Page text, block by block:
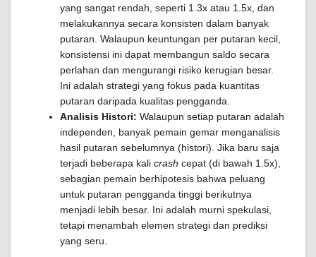
yang sangat rendah, seperti 1.3x atau 1.5x, dan
melakukannya secara konsisten dalam banyak
putaran. Walaupun keuntungan per putaran kecil,
konsistensi ini dapat membangun saldo secara
perlahan dan mengurangi risiko kerugian besar.
Ini adalah strategi yang fokus pada kuantitas
putaran daripada kualitas pengganda.
Analisis Histori: Walaupun setiap putaran adalah
independen, banyak pemain gemar menganalisis
hasil putaran sebelumnya (histori). Jika baru saja
terjadi beberapa kali crash cepat (di bawah 1.5x),
sebagian pemain berhipotesis bahwa peluang
untuk putaran pengganda tinggi berikutnya
menjadi lebih besar. Ini adalah murni spekulasi,
tetapi menambah elemen strategi dan prediksi
yang seru.